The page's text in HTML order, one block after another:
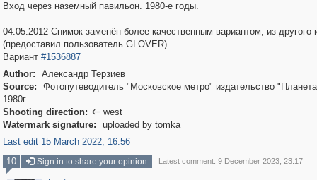
Вход через наземный павильон. 1980-е годы.
04.05.2012 Снимок заменён более качественным вариантом, из другого
(предоставил пользователь GLOVER)
Вариант #1536887
Author:
Александр Терзиев
Source:
Фотопутеводитель "Московское метро" издательство
1980г.
Shooting direction:  west
Watermark signature:
uploaded by tomka
Last edit 15 March 2022, 16:56
10
Sign in to share your opinion Latest comment: 9 December 2023, 23:17